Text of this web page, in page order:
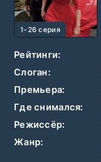
1-26 серия
1
2 3 4 5 6
Рейтинги:
Слоган:
Премьера:
Где снимался:
Режиссёр:
Жанр: